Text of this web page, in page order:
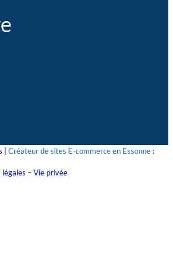
Créateur de sites E-commerce en Essonne :
–Vie privée